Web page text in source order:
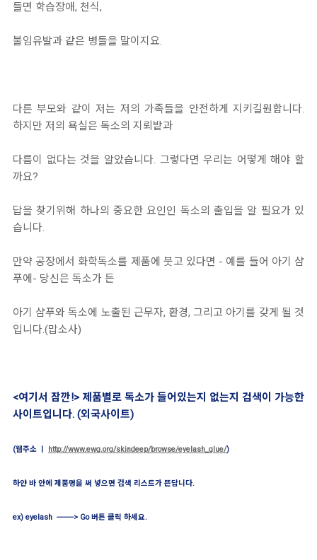
들면 학습장애, 천식,
불임유발과 같은 병들을 말이지요.
다른 부모와 같이 저는 저의 가족들을 안전하게 지키길원합니다.
하지만 저의 욕실은 독소의 지뢰밭과
다름이 없다는 것을 알았습니다. 그렇다면 우리는 어떻게 해야 할
까요?
답을 찾기위해 하나의 중요한 요인인 독소의 출입을 알 필요가 있
습니다.
만약 공장에서 화학독소를 제품에 붓고 있다면 - 예를 들어 아기 샴
푸에- 당신은 독소가 든
아기 샴푸와 독소에 노출된 근무자, 환경, 그리고 아기를 갖게 될 것
입니다.(맙소사)
<여기서 잠깐!> 제품별로 독소가 들어있는지 없는지 검색이 가능한
사이트입니다. (외국사이트)
(웹주소 ㅣ http://www.ewg.org/skindeep/browse/eyelash_glue/)
하얀 바 안에 제품명을 써 넣으면 검색 리스트가 뜬답니다.
ex) eyelash --------> Go 버튼 클릭 하세요.